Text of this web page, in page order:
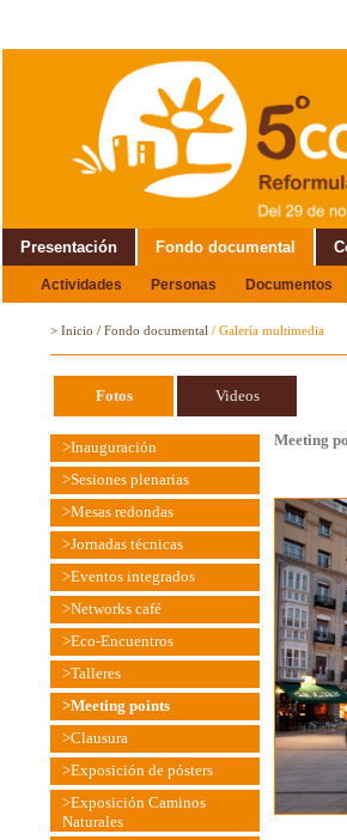
Presentación Fondo documental
Actividades Personas Documentos
Alrededor del Encuentro
> Inicio / Fondo documental / Galería multimedia
Fotos Videos
>Inauguración
>Sesiones plenarias
>Mesas redondas
>Jornadas técnicas
>Eventos integrados
>Networks café
>Eco-Encuentros
>Talleres
>Meeting points
>Clausura
>Exposición de pósters
>Exposición Caminos
Naturales
Meeting